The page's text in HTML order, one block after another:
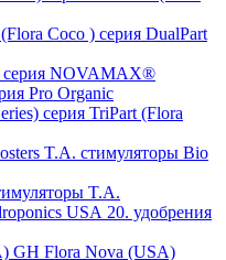
серия DualPart
серия NOVAMAX®
Pro Organic
серия TriPart (Flora
стимуляторы Bio
T.A.
20. удобрения
GH Flora Nova (USA)